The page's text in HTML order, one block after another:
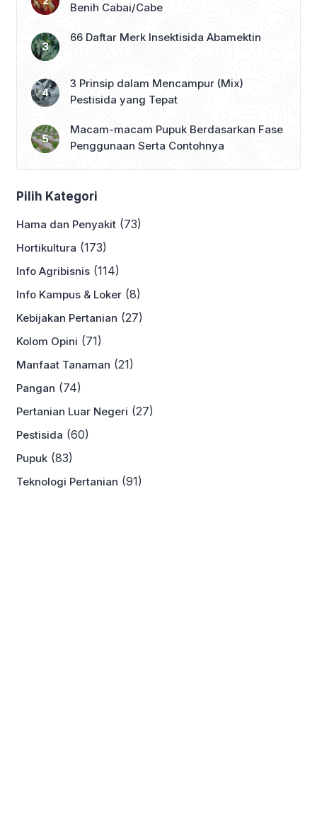
Benih Cabai/Cabe
66 Daftar Merk Insektisida Abamektin
3 Prinsip dalam Mencampur (Mix)
Pestisida yang Tepat
Macam-macam Pupuk Berdasarkan Fase
Penggunaan Serta Contohnya
Pilih Kategori
Hama dan Penyakit (73)
Hortikultura (173)
Info Agribisnis (114)
Info Kampus & Loker (8)
Kebijakan Pertanian (27)
Kolom Opini (71)
Manfaat Tanaman (21)
Pangan (74)
Pertanian Luar Negeri (27)
Pestisida (60)
Pupuk (83)
Teknologi Pertanian (91)